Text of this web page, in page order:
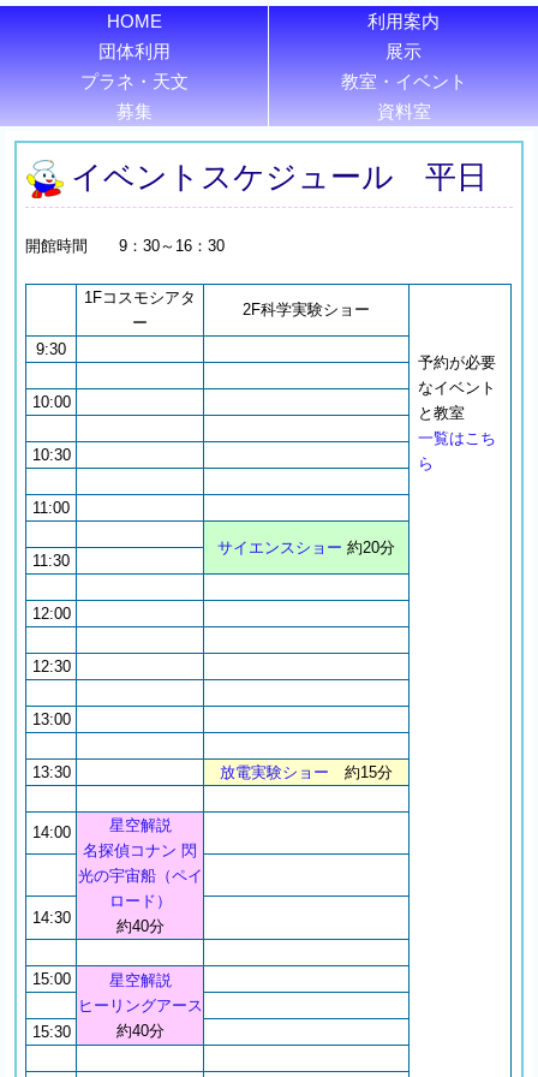
HOME
利用案内
団体利用
展示
プラネ・天文
教室・イベント
募集
資料室
イベントスケジュール 平日
開館時間 9：30～16：30
1Fコスモシアタ
ー
2F科学実験ショー
予約が必要
なイベント
と教室
一覧はこち
ら
9:30
10:00
10:30
11:00
サイエンスショー 約20分
11:30
12:00
12:30
13:00
13:30 放電実験ショー 約15分
14:00
星空解説
名探偵コナン 閃
光の宇宙船（ペイ
ロード）
約40分
14:30
15:00
星空解説
ヒーリングアース
約40分
15:30